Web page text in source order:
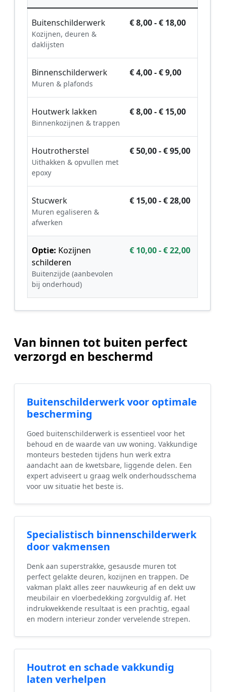
Buitenschilderwerk
Kozijnen, deuren &
daklijsten
€ 8,00 - € 18,00
Binnenschilderwerk
Muren & plafonds
€ 4,00 - € 9,00
Houtwerk lakken
Binnenkozijnen & trappen
€ 8,00 - € 15,00
Houtrotherstel
Uithakken & opvullen met
epoxy
€ 50,00 - € 95,00
Stucwerk
Muren egaliseren &
afwerken
€ 15,00 - € 28,00
Optie: Kozijnen
schilderen
Buitenzijde (aanbevolen
bij onderhoud)
€ 10,00 - € 22,00
Van binnen tot buiten perfect
verzorgd en beschermd
Buitenschilderwerk voor optimale
bescherming
Goed buitenschilderwerk is essentieel voor het
behoud en de waarde van uw woning. Vakkundige
monteurs besteden tijdens hun werk extra
aandacht aan de kwetsbare, liggende delen. Een
expert adviseert u graag welk onderhoudsschema
voor uw situatie het beste is.
Specialistisch binnenschilderwerk
door vakmensen
Denk aan superstrakke, gesausde muren tot
perfect gelakte deuren, kozijnen en trappen. De
vakman plakt alles zeer nauwkeurig af en dekt uw
meubilair en vloerbedekking zorgvuldig af. Het
indrukwekkende resultaat is een prachtig, egaal
en modern interieur zonder vervelende strepen.
Houtrot en schade vakkundig
laten verhelpen